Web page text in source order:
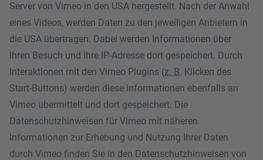
Server von Vimeo in den USA hergestellt. Nach der Anwahl
eines Videos, werden Daten zu den jeweiligen Anbietern in
die USA übertragen. Dabei werden Informationen über
Ihren Besuch und Ihre IP-Adresse dort gespeichert. Durch
Interaktionen mit den Vimeo Plugins (z. B. Klicken des
Start-Buttons) werden diese Informationen ebenfalls an
Vimeo übermittelt und dort gespeichert. Die
Datenschutzhinweisen für Vimeo mit näheren
Informationen zur Erhebung und Nutzung Ihrer Daten
durch Vimeo finden Sie in den Datenschutzhinweisen von